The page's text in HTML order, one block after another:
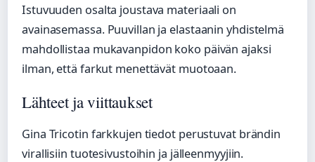
Istuvuuden osalta joustava materiaali on
avainasemassa. Puuvillan ja elastaanin yhdistelmä
mahdollistaa mukavanpidon koko päivän ajaksi
ilman, että farkut menettävät muotoaan.
Lähteet ja viittaukset
Gina Tricotin farkkujen tiedot perustuvat brändin
virallisiin tuotesivustoihin ja jälleenmyyjiin.